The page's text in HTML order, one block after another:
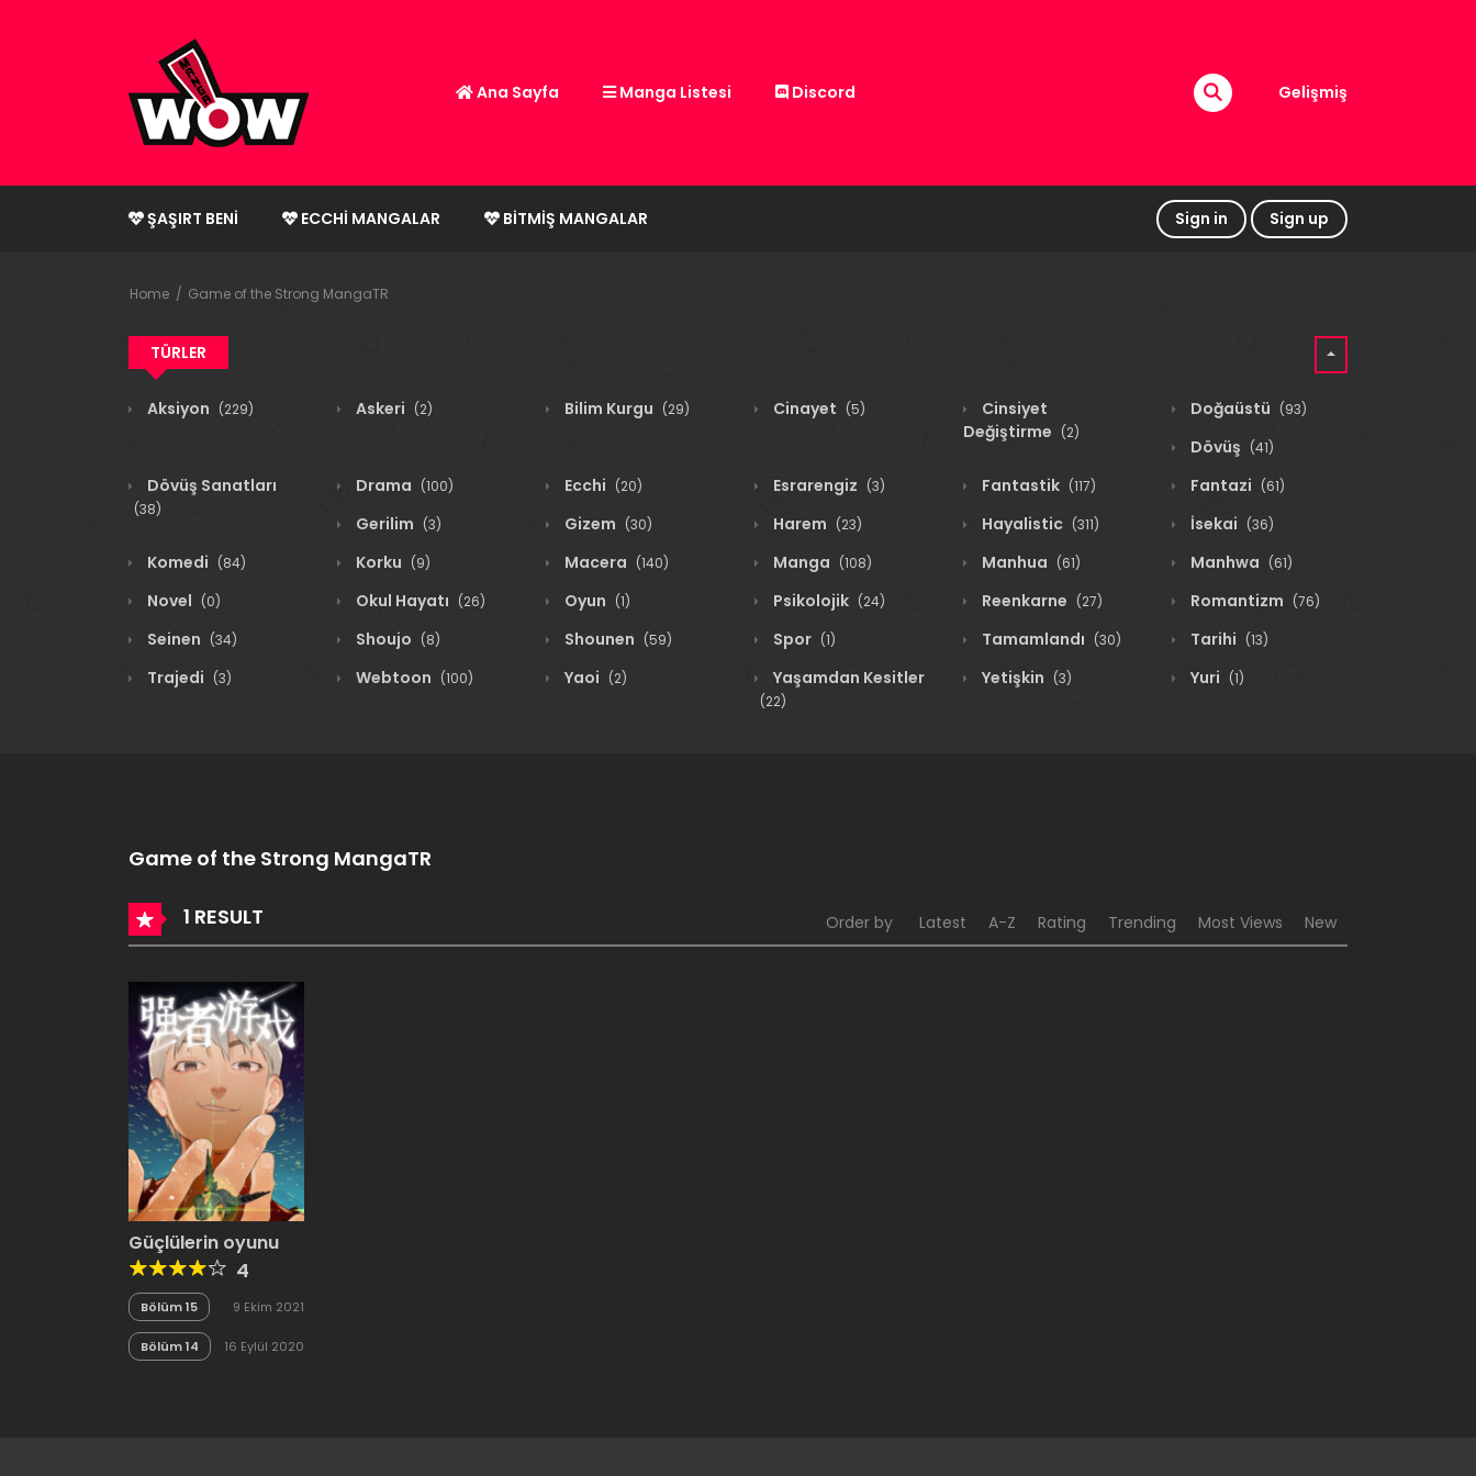
Ana Sayfa Manga Listesi Discord Gelişmiş
ŞAŞIRT BENI ECCHI MANGALAR BITMIŞ MANGALAR Sign in Sign up
Home Game of the Strong MangaTR
TÜRLER
Aksiyon (229) Askeri (2) Bilim Kurgu (29) Cinayet (5)
Cinsiyet
Değiştirme (2)
Doğaüstü (93)
Dövüş (41)
Dövüş Sanatları
(38)
Drama (100) Ecchi (20) Esrarengiz (3) Fantastik (117) Fantazi (61)
Gerilim (3) Gizem (30) Harem (23) Hayalistic (311) İsekai (36)
Komedi (84) Korku (9) Macera (140) Manga (108) Manhua (61) Manhwa (61)
Novel (0) Okul Hayatı (26) Oyun (1) Psikolojik (24) Reenkarne (27) Romantizm (76)
Seinen (34) Shoujo (8) Shounen (59) Spor (1) Tamamlandı (30) Tarihi (13)
Trajedi (3) Webtoon (100) Yaoi (2) Yaşamdan Kesitler
(22)
Yetişkin (3) Yuri (1)
Game of the Strong MangaTR
1 RESULT Order by Latest A-Z Rating Trending Most Views New
Güçlülerin oyunu
4
Bölüm 15 9 Ekim 2021
Bölüm 14 16 Eylül 2020